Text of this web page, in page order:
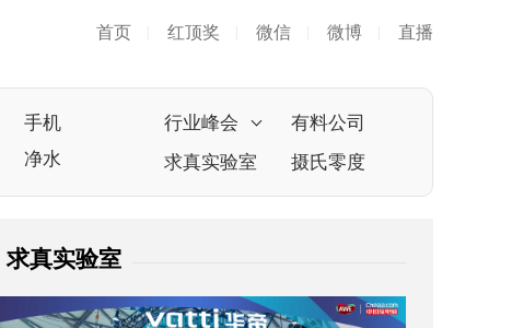
首页 红顶奖 微信 微博 直播
手机
净水
行业峰会
有料公司
求真实验室
摄氏零度
求真实验室